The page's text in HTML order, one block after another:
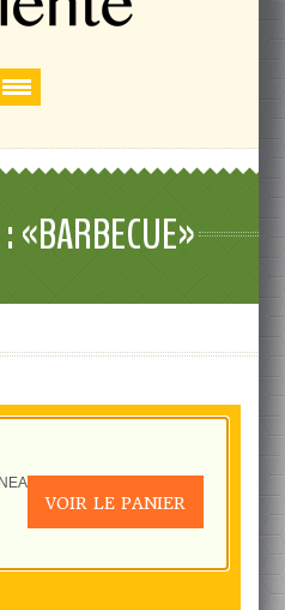
«BARBECUE»
AVEC OS» a été ajouté
VOIR LE PANIER